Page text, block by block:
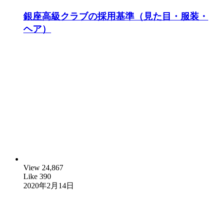
銀座高級クラブの採用基準（見た目・服装・
ヘア）
View 24,867
Like 390
2020年2月14日